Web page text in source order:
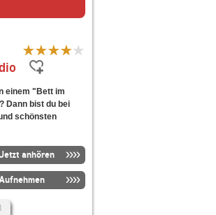
einem "Bett im
Dann bist du bei
schönsten
anhören